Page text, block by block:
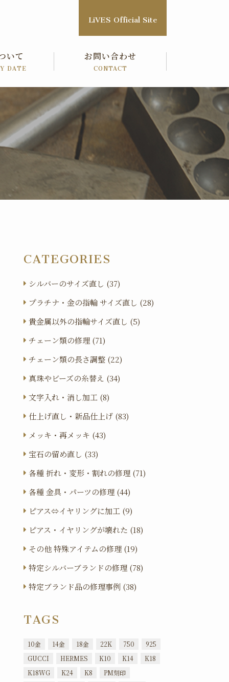
いて
DATE
お問い合わせ
CONTACT
LiVES Official Site
CATEGORIES
シルバーのサイズ直し (37)
プラチナ・金の指輪 サイズ直し (28)
貴金属以外の指輪サイズ直し (5)
チェーン類の修理 (71)
チェーン類の長さ調整 (22)
真珠やビーズの糸替え (34)
文字入れ・消し加工 (8)
仕上げ直し・新品仕上げ (83)
メッキ・再メッキ (43)
宝石の留め直し (33)
各種 折れ・変形・割れの修理 (71)
各種 金具・パーツの修理 (44)
ピアス⇔イヤリングに加工 (9)
ピアス・イヤリングが壊れた (18)
その他 特殊アイテムの修理 (19)
特定シルバーブランドの修理 (78)
特定ブランド品の修理事例 (38)
TAGS
10金 14金 18金 22K 750
925
GUCCI
HERMES K10 K14
K18
K18WG
K24 K8
PM刻印